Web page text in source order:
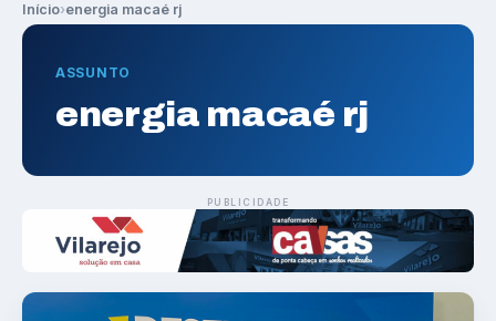
Início›energia macaé rj
ASSUNTO
energia macaé rj
PUBLICIDADE